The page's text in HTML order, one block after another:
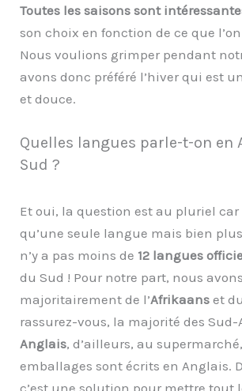
Toutes les saisons sont
son choix en fonction de ce que
Nous voulions grimper pendant
avons donc préféré l’hiver qui est
et douce.
Quelles langues parle-t-on en
Sud ?
Et oui, la question est au pluriel car
qu’une seule langue mais bien
n’y a pas moins de 12 langues
du Sud ! Pour notre part, nous
majoritairement de l’Afrikaans et du
rassurez-vous, la majorité des
Anglais, d’ailleurs, au
emballages sont écrits en Anglais.
c’est une solution pour mettre tout